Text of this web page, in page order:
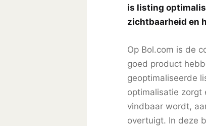
is listing
zichtbaarheid en
Op Bol.com is de
goed product
geoptimaliseerde
optimalisatie
vindbaar wordt,
overtuigt. In deze